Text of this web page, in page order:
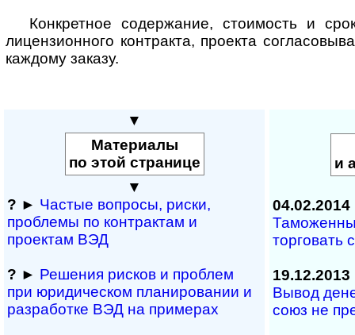
Конкретное содержание, стоимость и
лицензионного контракта, проекта
каждому заказу.
▼
Материалы
по этой странице
▼
? ► Частые вопросы, рис­ки,
проблемы по конт­рактам и
проектам ВЭД
? ► Решения рисков и про­блем
при юридичес­ком планирова­нии и
разра­ботке ВЭД на примерах
и
04.02.2014
торговать
19.12.2013
Вывод
союз не